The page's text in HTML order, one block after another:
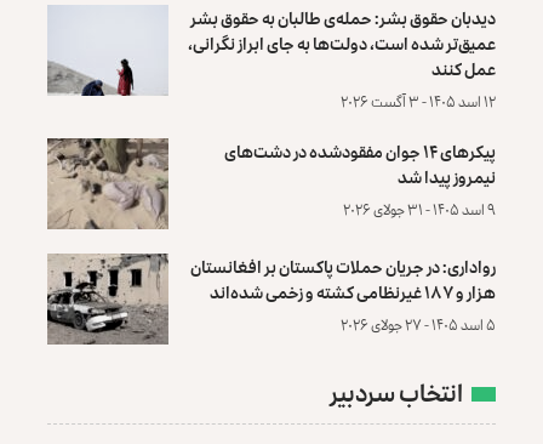
دیدبان حقوق بشر: حمله‌ی طالبان به حقوق بشر
عمیق‌تر شده است، دولت‌ها به جای ابراز نگرانی،
عمل کنند
۱۲ اسد ۱۴۰۵ - ۳ آگست ۲۰۲۶
پیکرهای ۱۴ جوان مفقودشده در دشت‌های
نیمروز پیدا شد
۹ اسد ۱۴۰۵ - ۳۱ جولای ۲۰۲۶
رواداری: در جریان حملات پاکستان بر افغانستان
هزار و ۱۸۷ غیرنظامی کشته و زخمی شده‌اند
۵ اسد ۱۴۰۵ - ۲۷ جولای ۲۰۲۶
انتخاب سردبیر